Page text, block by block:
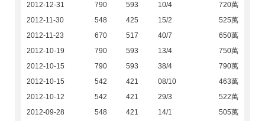
2012-12-31
790 593 10/4
720萬
2012-11-30
548 425 15/2
525萬
2012-11-23
670 517 40/7
650萬
2012-10-19
790 593 13/4
750萬
2012-10-15
790 593 38/4
790萬
2012-10-15
542 421 08/10
463萬
2012-10-12
542 421 29/3
522萬
2012-09-28
548 421 14/1
505萬